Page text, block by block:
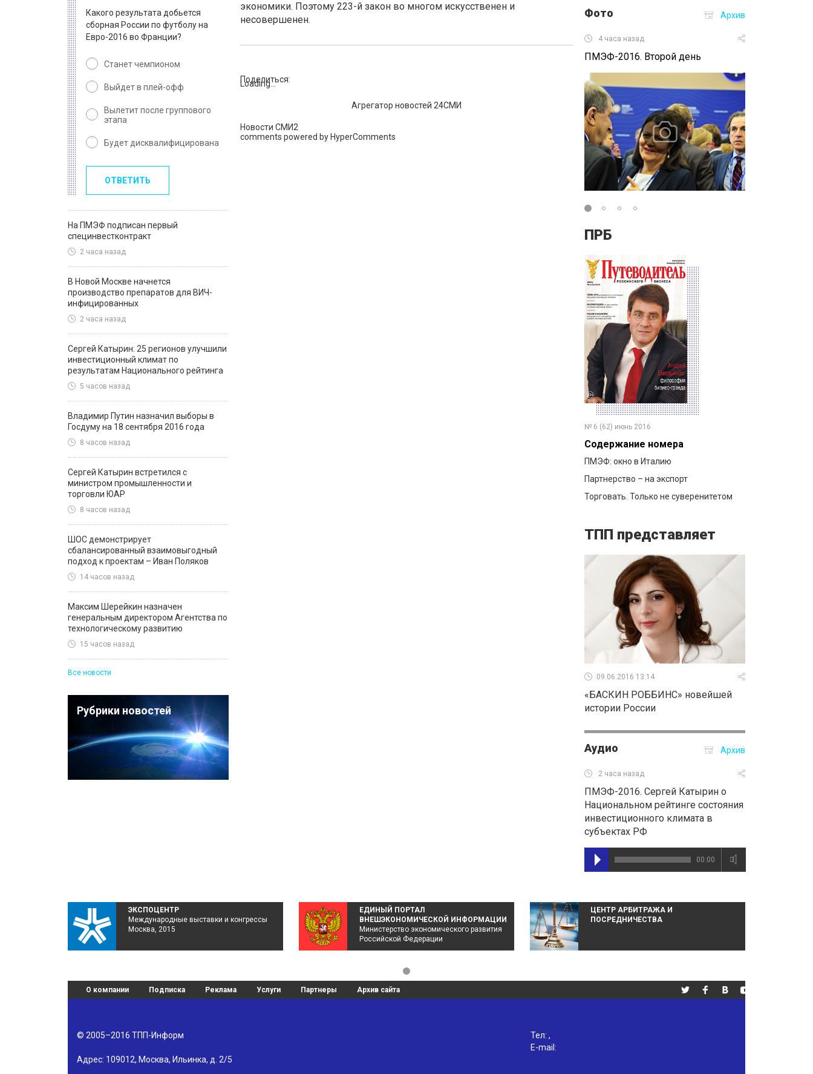
Какого результата добьется
сборная России по футболу на
Евро-2016 во Франции?
Станет чемпионом
Выйдет в плей-офф
Вылетит после группового
этапа
Будет дисквалифицирована
ОТВЕТИТЬ
На ПМЭФ подписан первый
специнвестконтракт
2 часа назад
В Новой Москве начнется
производство препаратов для ВИЧ-
инфицированных
2 часа назад
Сергей Катырин: 25 регионов улучшили
инвестиционный климат по
результатам Национального рейтинга
5 часов назад
Владимир Путин назначил выборы в
Госдуму на 18 сентября 2016 года
8 часов назад
Сергей Катырин встретился с
министром промышленности и
торговли ЮАР
8 часов назад
ШОС демонстрирует
сбалансированный взаимовыгодный
подход к проектам – Иван Поляков
14 часов назад
Максим Шерейкин назначен
генеральным директором Агентства по
технологическому развитию
15 часов назад
Все новости
Рубрики новостей
экономики. Поэтому 223-й закон во многом искусственен и
несовершенен.
Поделиться:
Loading...
Агрегатор новостей 24СМИ
Новости СМИ2
comments powered by HyperComments
Фото Архив
4 часа назад
ПМЭФ-2016. Второй день
ПРБ
№ 6 (62) июнь 2016
Содержание номера
ПМЭФ: окно в Италию
Партнерство – на экспорт
Торговать. Только не суверенитетом
ТПП представляет
09.06.2016 13:14
«БАСКИН РОББИНС» новейшей
истории России
Аудио Архив
2 часа назад
ПМЭФ-2016. Сергей Катырин о
Национальном рейтинге состояния
инвестиционного климата в
субъектах РФ
00:00
ЭКСПОЦЕНТР
Международные выставки и конгрессы
Москва, 2015
ЕДИНЫЙ ПОРТАЛ
ВНЕШЭКОНОМИЧЕСКОЙ ИНФОРМАЦИИ
Министерство экономического развития
Российской Федерации
ЦЕНТР АРБИТРАЖА И
ПОСРЕДНИЧЕСТВА
О компании Подписка Реклама Услуги Партнеры Архив сайта
© 2005–2016 ТПП-Информ
Адрес: 109012, Москва, Ильинка, д. 2/5
Тел: ,
E-mail: